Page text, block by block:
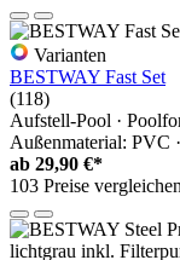
Varianten
BESTWAY Fast Set
(118)
Aufstell-Pool ·
Außenmaterial: PVC
ab 29,90 €*
103 Preise vergleichen